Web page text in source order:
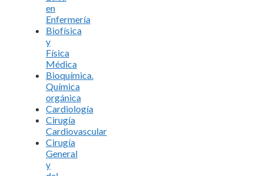
en
Enfermería
Biofísica
y
Física
Médica
Bioquímica.
Química
orgánica
Cardiología
Cirugía
Cardiovascular
Cirugía
General
y